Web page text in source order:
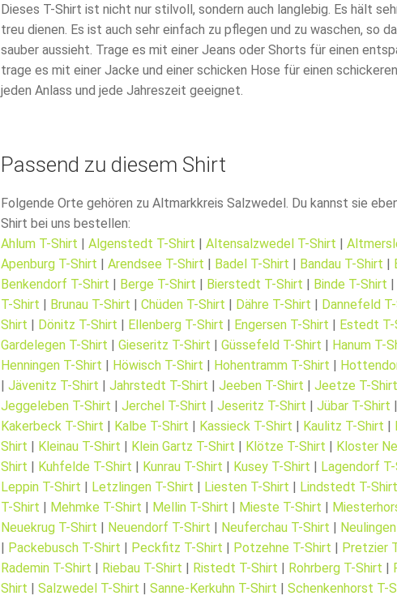
Dieses T-Shirt ist nicht nur stilvoll, sondern auch langlebig. Es hält
treu dienen. Es ist auch sehr einfach zu pflegen und zu waschen, so
sauber aussieht. Trage es mit einer Jeans oder Shorts für einen
trage es mit einer Jacke und einer schicken Hose für einen
jeden Anlass und jede Jahreszeit geeignet.
Passend zu diesem Shirt
Folgende Orte gehören zu Altmarkkreis Salzwedel. Du kannst sie
Shirt bei uns bestellen:
Ahlum T-Shirt |Algenstedt T-Shirt |Altensalzwedel T-Shirt |
Apenburg T-Shirt |Arendsee T-Shirt | Badel T-Shirt | Bandau T-Shirt |
Benkendorf T-Shirt | Berge T-Shirt | Bierstedt T-Shirt | Binde T-Shirt |
T-Shirt | Brunau T-Shirt |Chüden T-Shirt | Dähre T-Shirt | Dannefeld
Shirt | Dönitz T-Shirt | Ellenberg T-Shirt | Engersen T-Shirt | Estedt T-
Gardelegen T-Shirt |Gieseritz T-Shirt |Güssefeld T-Shirt | Hanum T-
Henningen T-Shirt | Höwisch T-Shirt | Hohentramm T-Shirt |
|Jävenitz T-Shirt |Jahrstedt T-Shirt |Jeeben T-Shirt |Jeetze T-Shirt
Jeggeleben T-Shirt |Jerchel T-Shirt |Jeseritz T-Shirt |Jübar T-Shirt |
Kakerbeck T-Shirt | Kalbe T-Shirt | Kassieck T-Shirt | Kaulitz T-Shirt |
Shirt | Kleinau T-Shirt | Klein Gartz T-Shirt | Klötze T-Shirt | Kloster
Shirt | Kuhfelde T-Shirt | Kunrau T-Shirt | Kusey T-Shirt | Lagendorf
Leppin T-Shirt | Letzlingen T-Shirt | Liesten T-Shirt | Lindstedt T-Shirt
T-Shirt | Mehmke T-Shirt | Mellin T-Shirt | Mieste T-Shirt |
Neuekrug T-Shirt | Neuendorf T-Shirt | Neuferchau T-Shirt |
| Packebusch T-Shirt | Peckfitz T-Shirt | Potzehne T-Shirt | Pretzier
Rademin T-Shirt | Riebau T-Shirt | Ristedt T-Shirt | Rohrberg T-Shirt |
Shirt |Salzwedel T-Shirt |Sanne-Kerkuhn T-Shirt |Schenkenhorst T-